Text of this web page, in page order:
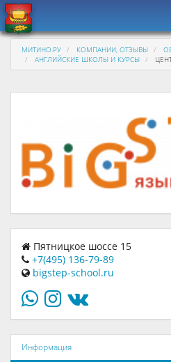
МИТИНО.РУ КОМПАНИИ, ОТЗЫВЫ
АНГЛИЙСКИЕ ШКОЛЫ И КУРСЫ
Пятницкое шоссе 15
+7(495) 136-79-89
bigstep-school.ru
Информация